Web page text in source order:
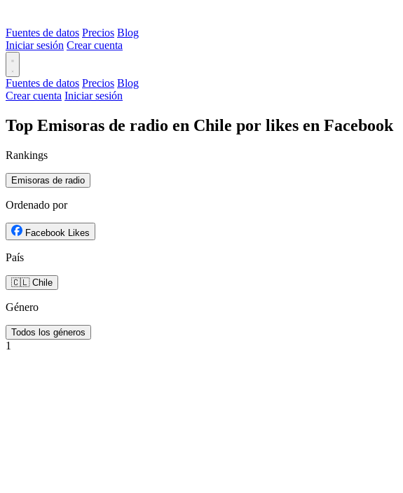
Fuentes de datos Precios Blog
Iniciar sesión Crear cuenta
Fuentes de datos Precios Blog
Crear cuenta Iniciar sesión
Top Emisoras de radio en Chile por likes en Facebook
Rankings
Emisoras de radio
Ordenado por
Facebook Likes
País
🇨🇱 Chile
Género
Todos los géneros
1